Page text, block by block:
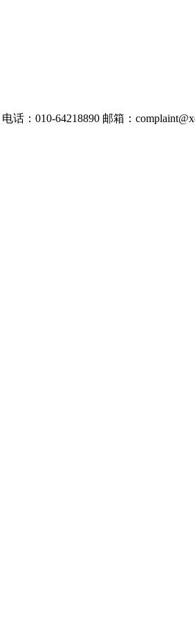
电话：010-64218890 邮箱：